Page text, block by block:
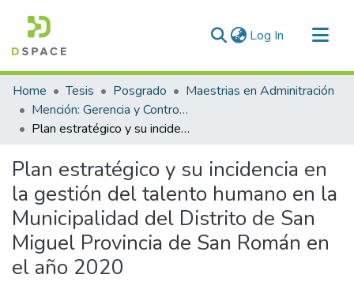
Log In (current)
Communities & Collections
All of DSpace
Statistics
Home Tesis Posgrado
Maestrias en Adminitración
Mención: Gerencia y Control de Gobiernos Locales y Regionales
Plan estratégico y su incidencia en la gestión del talento humano en la Municipalidad del Distrito de San Miguel Provincia de San Román en el año 2020
Plan estratégico y su incidencia en
la gestión del talento humano en la
Municipalidad del Distrito de San
Miguel Provincia de San Román en
el año 2020